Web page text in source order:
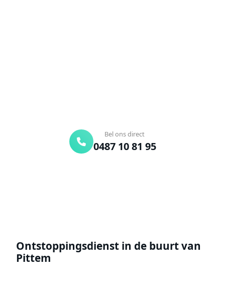
Bel ons direct
0487 10 81 95
Ontstoppingsdienst in de buurt van
Pittem